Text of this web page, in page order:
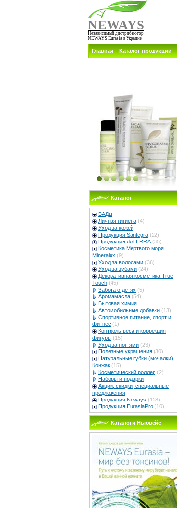
NEWAYS
Независимый дистрибьютор
NEWAYS Eurasia в Украине
Главная
Каталог продукции
Каталог
БАДы
Личная гигиена (4)
Уход за кожей
Продукция Santegra (22)
Продукция doTERRA (35)
Косметика Мертвого моря
Mineralux (9)
Уход за волосами (36)
Уход за зубами (24)
Декоративная косметика True
Touch (45)
Забота о детях (5)
Аромамасла (54)
Бытовая химия
Автомобильные добавки (13)
Спортивное питание, спорт и
фитнес (1)
Контроль веса и коррекция
фигуры (15)
Уход за ногтями (23)
Полезные украшения (30)
Натуральные губки (мочалки)
Конжак (15)
Косметический роллер (2)
Наборы и подарки
Акции, скидки, специальные
предложения
Продукция Neways (128)
Продукция EurasiaPro (10)
Каталоги Ньювейс